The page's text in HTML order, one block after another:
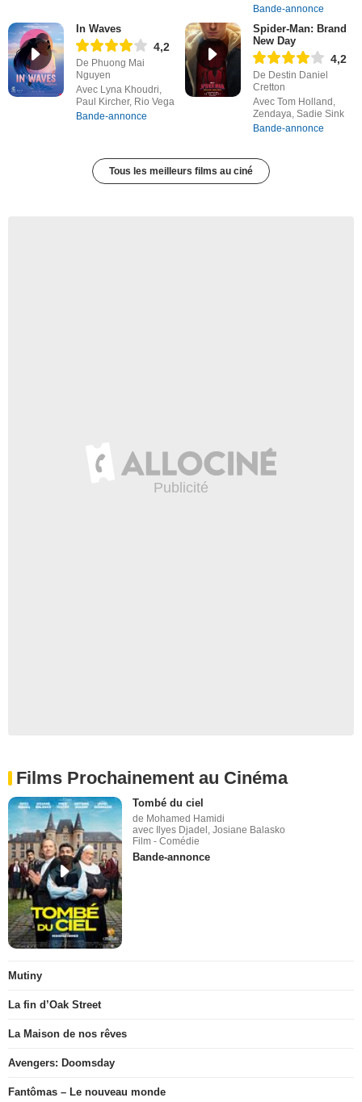
Bande-annonce
In Waves
4,2
De Phuong Mai
Nguyen
Avec Lyna Khoudri,
Paul Kircher, Rio Vega
Bande-annonce
Spider-Man: Brand
New Day
4,2
De Destin Daniel
Cretton
Avec Tom Holland,
Zendaya, Sadie Sink
Bande-annonce
Tous les meilleurs films au ciné
Films Prochainement au Cinéma
Tombé du ciel
de Mohamed Hamidi
avec Ilyes Djadel, Josiane Balasko
Film - Comédie
Bande-annonce
Mutiny
La fin d’Oak Street
La Maison de nos rêves
Avengers: Doomsday
Fantômas – Le nouveau monde